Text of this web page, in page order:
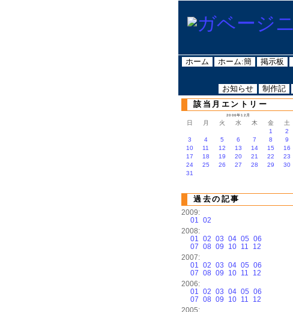
ホーム ホーム:簡 掲示板
お知らせ 制作記
該当月エントリー
2006年12月
日 月 火 水 木 金
土
1
2
3
4 5 6 7 8
9
10
11 12 13 14 15
16
17
18 19 20 21 22
23
24
25 26 27 28 29
30
31
過去の記事
2009:
01 02
2008:
01 02 03 04 05 06
07 08 09 10 11
12
2007:
01 02 03 04 05 06
07 08 09 10 11
12
2006:
01 02 03 04 05 06
07 08 09 10 11
12
2005: